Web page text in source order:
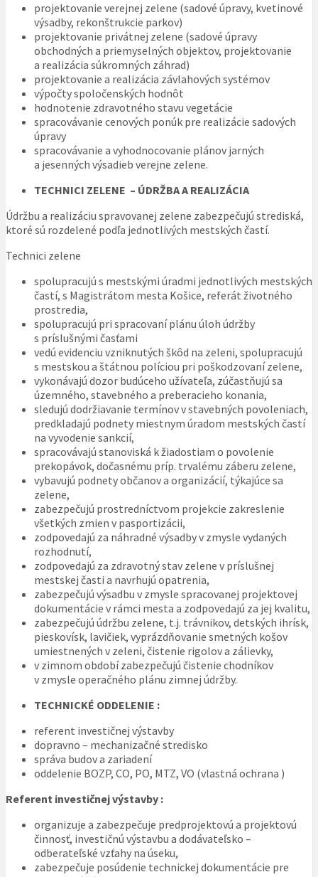
projektovanie verejnej zelene (sadové úpravy, kvetinové
výsadby, rekonštrukcie parkov)
projektovanie privátnej zelene (sadové úpravy
obchodných a priemyselných objektov, projektovanie
a realizácia súkromných záhrad)
projektovanie a realizácia závlahových systémov
výpočty spoločenských hodnôt
hodnotenie zdravotného stavu vegetácie
spracovávanie cenových ponúk pre realizácie sadových
úpravy
spracovávanie a vyhodnocovanie plánov jarných
a jesenných výsadieb verejne zelene.
TECHNICI ZELENE – ÚDRŽBA A REALIZÁCIA
Údržbu a realizáciu spravovanej zelene zabezpečujú strediská,
ktoré sú rozdelené podľa jednotlivých mestských častí.
Technici zelene
spolupracujú s mestskými úradmi jednotlivých mestských
častí, s Magistrátom mesta Košice, referát životného
prostredia,
spolupracujú pri spracovaní plánu úloh údržby
s príslušnými časťami
vedú evidenciu vzniknutých škôd na zeleni, spolupracujú
s mestskou a štátnou políciou pri poškodzovaní zelene,
vykonávajú dozor budúceho užívateľa, zúčastňujú sa
územného, stavebného a preberacieho konania,
sledujú dodržiavanie termínov v stavebných povoleniach,
predkladajú podnety miestnym úradom mestských častí
na vyvodenie sankcií,
spracovávajú stanoviská k žiadostiam o povolenie
prekopávok, dočasnému príp. trvalému záberu zelene,
vybavujú podnety občanov a organizácií, týkajúce sa
zelene,
zabezpečujú prostredníctvom projekcie zakreslenie
všetkých zmien v pasportizácii,
zodpovedajú za náhradné výsadby v zmysle vydaných
rozhodnutí,
zodpovedajú za zdravotný stav zelene v príslušnej
mestskej časti a navrhujú opatrenia,
zabezpečujú výsadbu v zmysle spracovanej projektovej
dokumentácie v rámci mesta a zodpovedajú za jej kvalitu,
zabezpečujú údržbu zelene, t.j. trávnikov, detských ihrísk,
pieskovísk, lavičiek, vyprázdňovanie smetných košov
umiestnených v zeleni, čistenie rigolov a zálievky,
v zimnom období zabezpečujú čistenie chodníkov
v zmysle operačného plánu zimnej údržby.
TECHNICKÉ ODDELENIE :
referent investičnej výstavby
dopravno – mechanizačné stredisko
správa budov a zariadení
oddelenie BOZP, CO, PO, MTZ, VO (vlastná ochrana )
Referent investičnej výstavby :
organizuje a zabezpečuje predprojektovú a projektovú
činnosť, investičnú výstavbu a dodávateľsko –
odberateľské vzťahy na úseku,
zabezpečuje posúdenie technickej dokumentácie pre